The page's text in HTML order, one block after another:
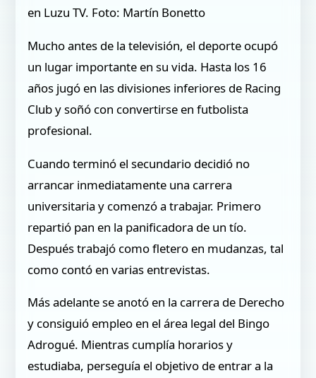
en Luzu TV. Foto: Martín Bonetto
Mucho antes de la televisión, el deporte ocupó
un lugar importante en su vida. Hasta los 16
años jugó en las divisiones inferiores de Racing
Club y soñó con convertirse en futbolista
profesional.
Cuando terminó el secundario decidió no
arrancar inmediatamente una carrera
universitaria y comenzó a trabajar. Primero
repartió pan en la panificadora de un tío.
Después trabajó como fletero en mudanzas, tal
como contó en varias entrevistas.
Más adelante se anotó en la carrera de Derecho
y consiguió empleo en el área legal del Bingo
Adrogué. Mientras cumplía horarios y
estudiaba, perseguía el objetivo de entrar a la